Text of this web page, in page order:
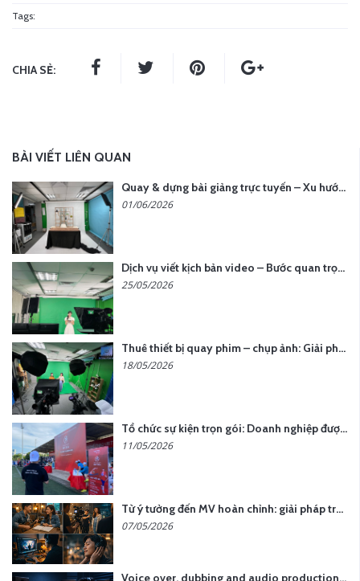
Tags:
CHIA SẺ:
BÀI VIẾT LIÊN QUAN
Quay & dựng bài giảng trực tuyến – Xu hướng đào tạo thời đại số
01/06/2026
Dịch vụ viết kịch bản video – Bước quan trọng quyết định thành công nội dung
25/05/2026
Thuê thiết bị quay phim – chụp ảnh: Giải pháp tối ưu chi phí cho doanh nghiệp
18/05/2026
Tổ chức sự kiện trọn gói: Doanh nghiệp được gì khi chọn đơn vị chuyên nghiệp?
11/05/2026
Từ ý tưởng đến MV hoàn chỉnh: giải pháp trọn gói tại YCN Media
07/05/2026
Voice over, dubbing and audio production services in Vietnam for global content